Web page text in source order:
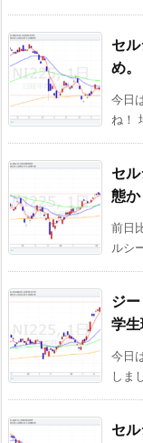
セ
め。
今日
ね！
セ
態か
前日
ルシ
ジ
学
今日
しま
セ